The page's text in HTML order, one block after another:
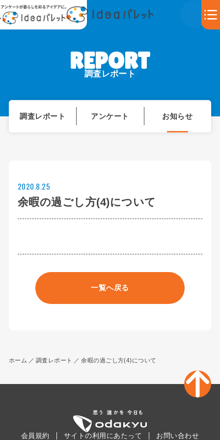
調査レポート
調査レポート アンケート お知らせ
余暇の過ごし方(4)について
2020.8.25
一覧へ戻る
ホーム 調査レポート 余暇の過ごし方(4)について
会員規約 サイトの利用にあたって お問い合わせ